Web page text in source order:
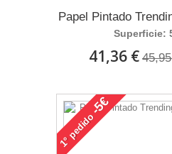
Papel Pintado
Superficie:
41,36 €
1°
pedido
-5€